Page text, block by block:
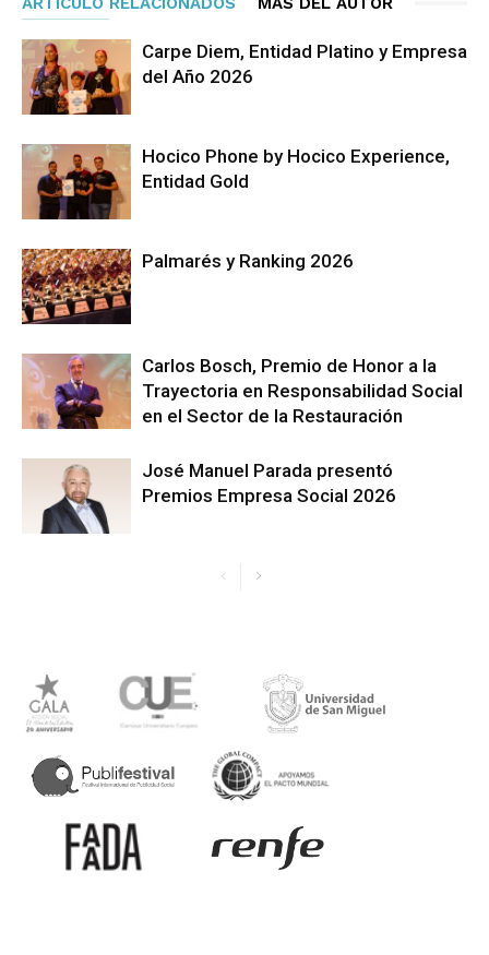
Carpe Diem, Entidad Platino y Empresa
del Año 2026
Hocico Phone by Hocico Experience,
Entidad Gold
Palmarés y Ranking 2026
Carlos Bosch, Premio de Honor a la
Trayectoria en Responsabilidad Social
en el Sector de la Restauración
José Manuel Parada presentó
Premios Empresa Social 2026